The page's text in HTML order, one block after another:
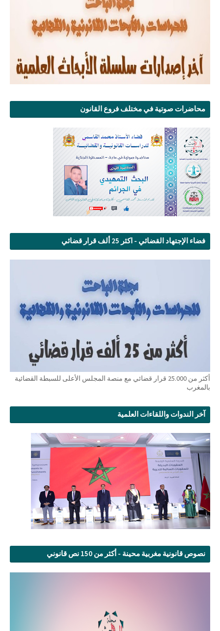
محاضرات صوتية في مختلف فروع القانون
فضاء الإجتهاد القضائي - اكثر 25 ألف قرار قضائي
أكثر من 25.000 قرار قضائي مع منصة المجلس الأعلى للسبطة القضائية
بالمغرب
آخر الندوات واللقاءات العلمية
نصوص قانونية مغربية محينة - أكثر من 150 نص قانوني